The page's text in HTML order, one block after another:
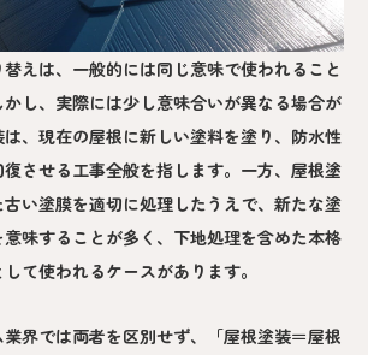
えは、一般的には同じ意味で使われること
し、実際には少し意味合いが異なる場合が
、現在の屋根に新しい塗料を塗り、防水性
させる工事全般を指します。一方、屋根塗
古い塗膜を適切に処理したうえで、新たな塗
味することが多く、下地処理を含めた本格
て使われるケースがあります。
界では両者を区別せず、「屋根塗装＝屋根